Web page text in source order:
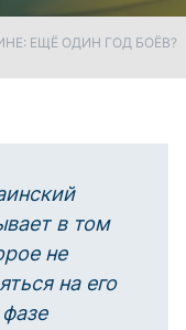
ЕЩЁ ОДИН ГОД БОЁВ?
в том
не
на его